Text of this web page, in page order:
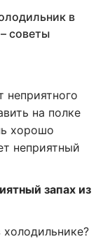
в
советы
неприятного
на полке
хорошо
неприятный
запах из